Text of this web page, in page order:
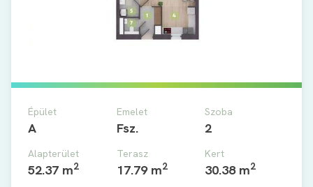
Épület
A
Emelet
Fsz.
Szoba
2
Alapterület
52.37 m2
Terasz
17.79 m2
Kert
30.38 m2